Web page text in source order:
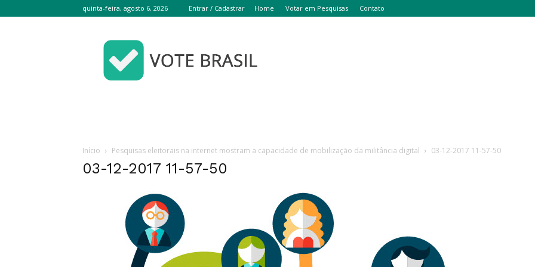
quinta-feira, agosto 6, 2026 Entrar / Cadastrar Home Votar em Pesquisas Contato
Vote
Brasil
Início Pesquisas eleitorais na internet mostram a capacidade de mobilização da militância digital 03-12-2017 11-57-50
03-12-2017 11-57-50